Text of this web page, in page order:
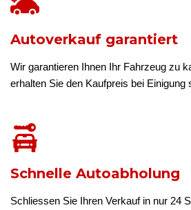
Autoverkauf garantiert
Wir garantieren Ihnen Ihr Fahrzeug zu
erhalten Sie den Kaufpreis bei Einigung
Schnelle Autoabholung
Schliessen Sie Ihren Verkauf in nur 24